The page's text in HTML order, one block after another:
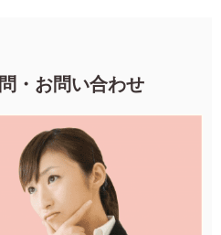
・お問い合わせ